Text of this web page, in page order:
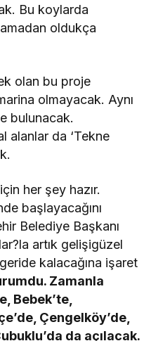
Bu koylarda
oldukça
olan bu proje
olmayacak. Aynı
bulunacak.
alanlar da ‘Tekne
her şey hazır.
başlayacağını
Belediye Başkanı
artık gelişigüzel
kalacağına işaret
Zamanla
Bebek’te,
Çengelköy’de,
da açılacak.